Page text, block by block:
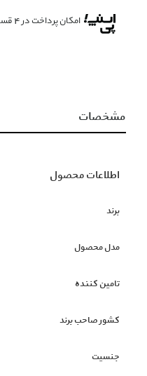
امکان پرداخت در 4 قسط
مشخصات
اطلاعات محصول
برند
مدل محصول
تامین کننده
کشور صاحب برند
جنسیت